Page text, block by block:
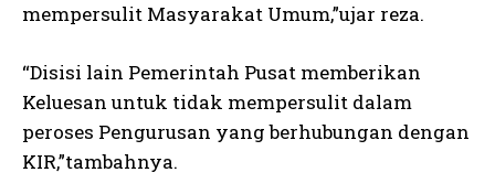
mempersulit Masyarakat Umum,”ujar reza.
“Disisi lain Pemerintah Pusat memberikan
Keluesan untuk tidak mempersulit dalam
peroses Pengurusan yang berhubungan dengan
KIR,”tambahnya.